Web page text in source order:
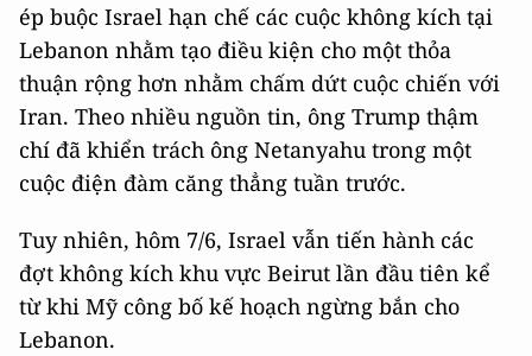
ép buộc Israel hạn chế các cuộc không kích tại
Lebanon nhằm tạo điều kiện cho một thỏa
thuận rộng hơn nhằm chấm dứt cuộc chiến với
Iran. Theo nhiều nguồn tin, ông Trump thậm
chí đã khiển trách ông Netanyahu trong một
cuộc điện đàm căng thẳng tuần trước.
Tuy nhiên, hôm 7/6, Israel vẫn tiến hành các
đợt không kích khu vực Beirut lần đầu tiên kể
từ khi Mỹ công bố kế hoạch ngừng bắn cho
Lebanon.